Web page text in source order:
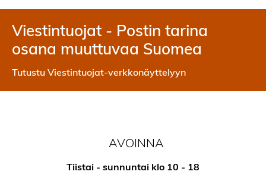
Viestintuojat - Postin tarina
osana muuttuvaa Suomea
Tutustu Viestintuojat-verkkonäyttelyyn
AVOINNA
Tiistai - sunnuntai klo 10 - 18